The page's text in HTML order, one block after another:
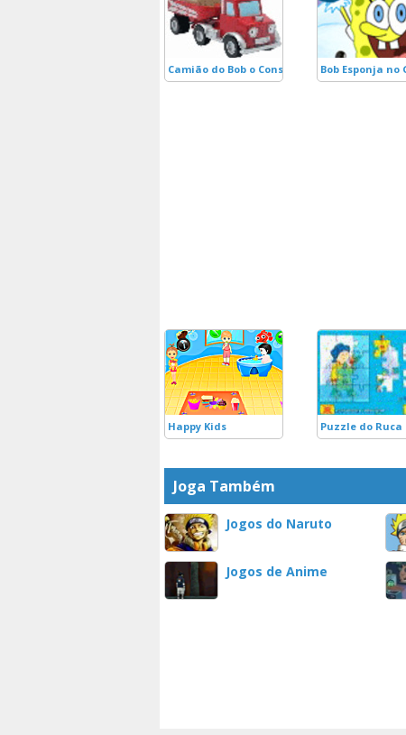
Camião do Bob o Construtor Bob Esponja no
Happy Kids Puzzle do Ruca
Joga Também
Jogos do Naruto
Jogos de Anime